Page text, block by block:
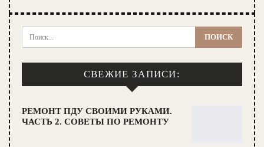
СВЕЖИЕ ЗАПИСИ:
РЕМОНТ ПДУ СВОИМИ РУКАМИ.
ЧАСТЬ 2. СОВЕТЫ ПО РЕМОНТУ